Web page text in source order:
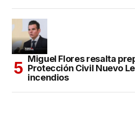
Miguel Flores resalta
Protección Civil Nuevo
incendios